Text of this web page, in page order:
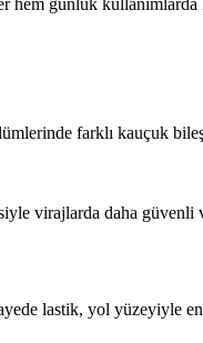
günlük kullanımlarda
farklı kauçuk
virajlarda daha güvenli
lastik, yol yüzeyiyle